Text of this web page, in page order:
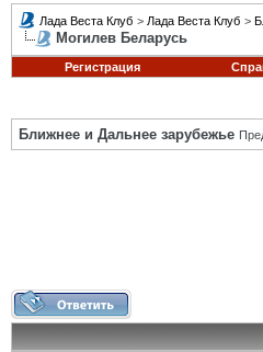
Лада Веста Клуб > Лада Веста Клуб >
Могилев Беларусь
Регистрация
Ближнее и Дальнее зарубежье